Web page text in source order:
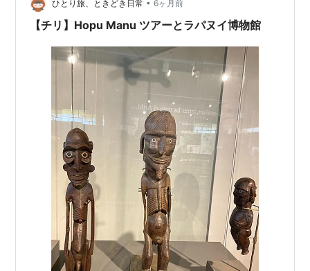
場です。 できたて？の生ビールを飲むことができます
が、なーんかそういう気分ではなかったので瓶ビールを3
ひとり旅、ときどき日常 • 6ヶ月前
【チリ】Hopu Manu ツアーとラパヌイ博物館